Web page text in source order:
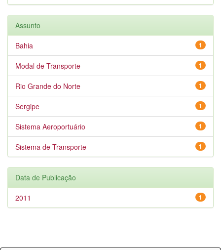
Assunto
1
Bahia
1
Modal de Transporte
1
Rio Grande do Norte
1
Sergipe
1
Sistema Aeroportuário
1
Sistema de Transporte
Data de Publicação
1
2011